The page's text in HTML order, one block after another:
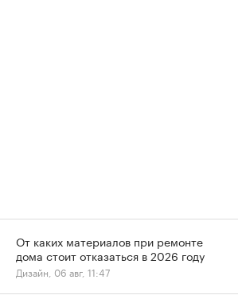
От каких материалов при ремонте
дома стоит отказаться в 2026 году
Дизайн, 06 авг, 11:47